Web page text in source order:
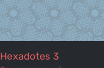
Hexadotes 3